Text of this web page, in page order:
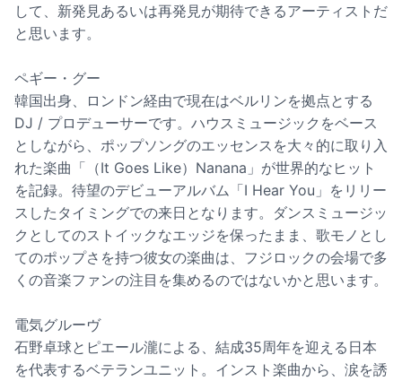
して、新発見あるいは再発見が期待できるアーティストだ
と思います。
ペギー・グー
韓国出身、ロンドン経由で現在はベルリンを拠点とする
DJ / プロデューサーです。ハウスミュージックをベース
としながら、ポップソングのエッセンスを大々的に取り入
れた楽曲「（It Goes Like）Nanana」が世界的なヒット
を記録。待望のデビューアルバム「I Hear You」をリリー
スしたタイミングでの来日となります。ダンスミュージッ
クとしてのストイックなエッジを保ったまま、歌モノとし
てのポップさを持つ彼女の楽曲は、フジロックの会場で多
くの音楽ファンの注目を集めるのではないかと思います。
電気グルーヴ
石野卓球とピエール瀧による、結成35周年を迎える日本
を代表するベテランユニット。インスト楽曲から、涙を誘